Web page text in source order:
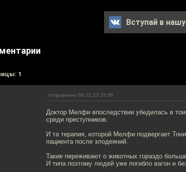
Вступай в нашу
1
отправлено 09.12.23 15:56
Доктор Мелфи впоследствии убедилась в
среди преступников.
И та терапия, которой Мелфи подвергает
пациента после злодеяний.
Такие переживают о животных гораздо
И типа поэтому людей уже погибло вагон и